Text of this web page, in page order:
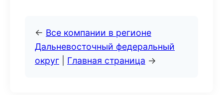
← Все компании в регионе
Дальневосточный федеральный
округ
Главная страница →